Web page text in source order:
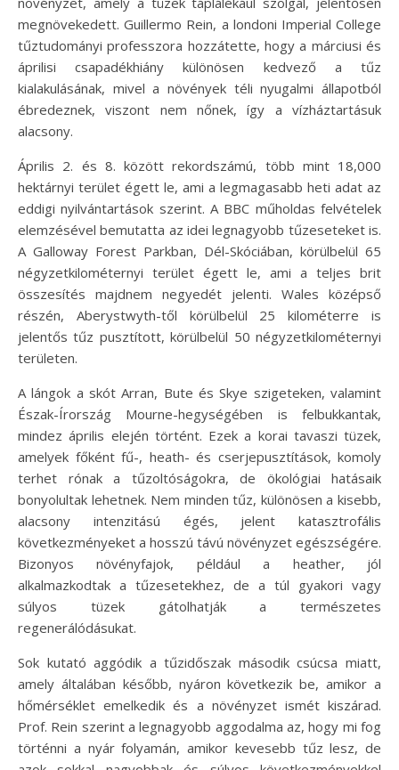
megnövekedett. Guillermo Rein, a londoni Imperial College
tűztudományi professzora hozzátette, hogy a márciusi és
áprilisi csapadékhiány különösen kedvező a tűz
kialakulásának, mivel a növények téli nyugalmi állapotból
ébredeznek, viszont nem nőnek, így a vízháztartásuk
alacsony.
Április 2. és 8. között rekordszámú, több mint 18,000
hektárnyi terület égett le, ami a legmagasabb heti adat az
eddigi nyilvántartások szerint. A BBC műholdas felvételek
elemzésével bemutatta az idei legnagyobb tűzeseteket is.
A Galloway Forest Parkban, Dél-Skóciában, körülbelül 65
négyzetkilométernyi terület égett le, ami a teljes brit
összesítés majdnem negyedét jelenti. Wales középső
részén, Aberystwyth-től körülbelül 25 kilométerre is
jelentős tűz pusztított, körülbelül 50 négyzetkilométernyi
területen.
A lángok a skót Arran, Bute és Skye szigeteken, valamint
Észak-Írország Mourne-hegységében is felbukkantak,
mindez április elején történt. Ezek a korai tavaszi tüzek,
amelyek főként fű-, heath- és cserjepusztítások, komoly
terhet rónak a tűzoltóságokra, de ökológiai hatásaik
bonyolultak lehetnek. Nem minden tűz, különösen a kisebb,
alacsony intenzitású égés, jelent katasztrofális
következményeket a hosszú távú növényzet egészségére.
Bizonyos növényfajok, például a heather, jól
alkalmazkodtak a tűzesetekhez, de a túl gyakori vagy
súlyos tüzek gátolhatják a természetes
regenerálódásukat.
Sok kutató aggódik a tűzidőszak második csúcsa miatt,
amely általában később, nyáron következik be, amikor a
hőmérséklet emelkedik és a növényzet ismét kiszárad.
Prof. Rein szerint a legnagyobb aggodalma az, hogy mi fog
történni a nyár folyamán, amikor kevesebb tűz lesz, de